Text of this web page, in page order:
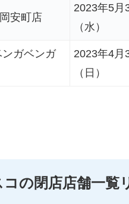
安町店
2023年5月
（水）
ガベンガ
2023年4月
（日）
コの閉店店舗一覧